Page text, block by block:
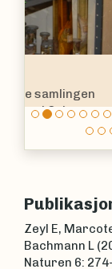
Kroker på
av
verten, og
Zeyl E,
Bachmann L
Naturen 6: